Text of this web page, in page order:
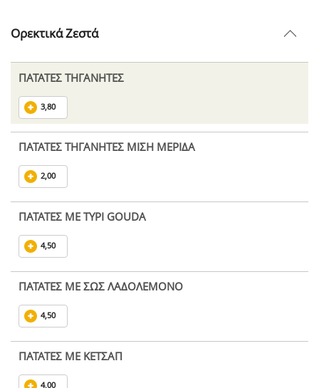
Ορεκτικά Ζεστά
ΠΑΤΑΤΕΣ ΤΗΓΑΝΗΤΕΣ
3,80
ΠΑΤΑΤΕΣ ΤΗΓΑΝΗΤΕΣ ΜΙΣΗ ΜΕΡΙΔΑ
2,00
ΠΑΤΑΤΕΣ ΜΕ ΤΥΡΙ GOUDA
4,50
ΠΑΤΑΤΕΣ ΜΕ ΣΩΣ ΛΑΔΟΛΕΜΟΝΟ
4,50
ΠΑΤΑΤΕΣ ΜΕ ΚΕΤΣΑΠ
4,00